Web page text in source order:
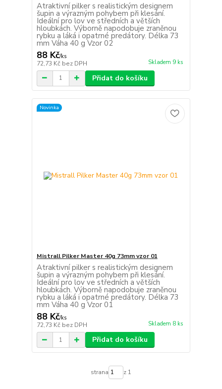
Atraktivní pilker s realistickým designem
šupin a výrazným pohybem při klesání.
Ideální pro lov ve středních a větších
hloubkách. Výborně napodobuje zraněnou
rybku a láká i opatrné predátory. Délka 73
mm Váha 40 g Vzor 02
88 Kč/ks
72,73 Kč bez DPH Skladem 9 ks
Přidat do košíku
Novinka
Mistrall Pilker Master 40g 73mm vzor 01
Atraktivní pilker s realistickým designem
šupin a výrazným pohybem při klesání.
Ideální pro lov ve středních a větších
hloubkách. Výborně napodobuje zraněnou
rybku a láká i opatrné predátory. Délka 73
mm Váha 40 g Vzor 01
88 Kč/ks
72,73 Kč bez DPH Skladem 8 ks
Přidat do košíku
strana z 1